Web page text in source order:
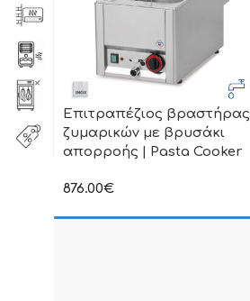
Επιτραπέζιος βραστήρας
ζυμαρικών με βρυσάκι
απορροής | Pasta Cooker
876.00€
συμπεριλαμβάνεται Φ.Π.Α